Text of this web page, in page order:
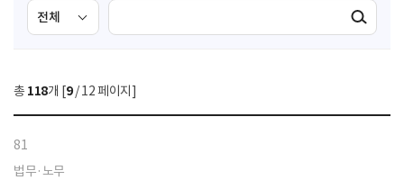
검
색
선
택
색
검색실행
총 118개 [9/ 12 페이지]
81
법무·노무